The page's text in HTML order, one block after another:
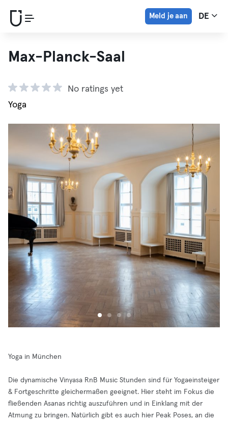
Meld je aan DE
Max-Planck-Saal
No ratings yet
Yoga
Yoga in München
Die dynamische Vinyasa RnB Music Stunden sind für Yogaeinsteiger
& Fortgeschritte gleichermaßen geeignet. Hier steht im Fokus die
fließenden Asanas richtig auszuführen und in Einklang mit der
Atmung zu bringen. Natürlich gibt es auch hier Peak Poses, an die